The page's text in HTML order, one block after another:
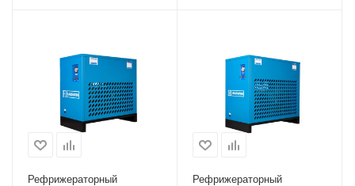
Рефрижераторный
Рефрижераторный